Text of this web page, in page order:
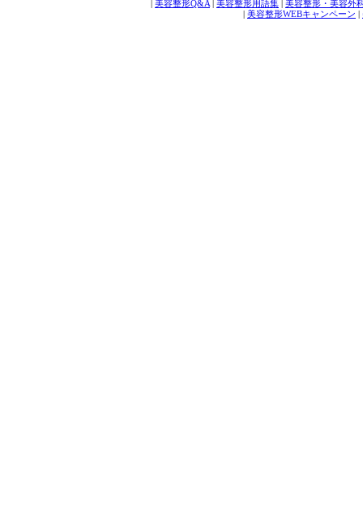
美容整形Q&A 美容整形用語集
美容整形・美容外
| 美容整形WEBキャンペーン |